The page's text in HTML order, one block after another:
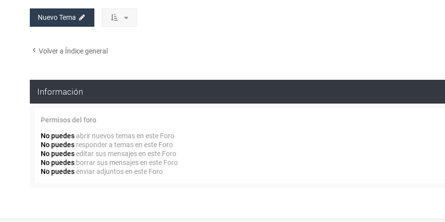
Nuevo Tema
Volver a Índice general
Información
Permisos del foro
No puedes abrir nuevos temas en este Foro
No puedes responder a temas en este Foro
No puedeseditar sus mensajes en este Foro
No puedes borrar sus mensajes en este Foro
No puedesenviar adjuntos en este Foro